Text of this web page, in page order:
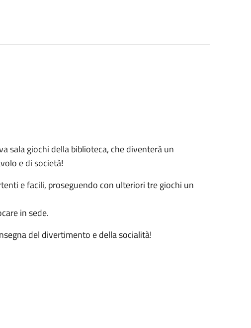
sala giochi della biblioteca, che diventerà un
e di società!
e facili, proseguendo con ulteriori tre giochi un
in sede.
del divertimento e della socialità!